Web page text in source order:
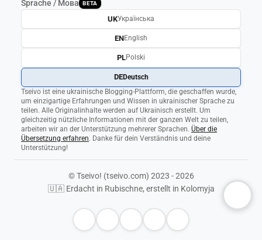
Sprache / Мова BETA
Tseivo ist eine ukrainische Blogging-Plattform, die geschaffen wurde,
um einzigartige Erfahrungen und Wissen in ukrainischer Sprache zu
teilen. Alle Originalinhalte werden auf Ukrainisch erstellt. Um
gleichzeitig nützliche Informationen mit der ganzen Welt zu teilen,
arbeiten wir an der Unterstützung mehrerer Sprachen. Über die
Übersetzung erfahren. Danke für dein Verständnis und deine
Unterstützung!
UKУкраїнська
ENEnglish
PLPolski
DEDeutsch
© Tseivo! (tseivo.com) 2023 - 2026
🇺🇦 Erdacht in Rubischne, erstellt in Kolomyja